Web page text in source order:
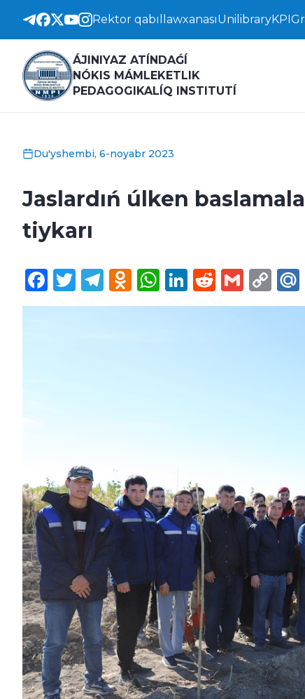
Rektor qabıllawxanasıUnilibraryKPI
ÁJINIYAZ ATÍNDAǴÍ
NÓKIS MÁMLEKETLIK
PEDAGOGIKALÍQ INSTITUTÍ
Du'yshembi, 6-noyabr 2023
Jaslardıń úlken
tiykarı
Facebook
Twitter
Telegram
Odnoklassniki
WhatsApp
LinkedIn
Reddit